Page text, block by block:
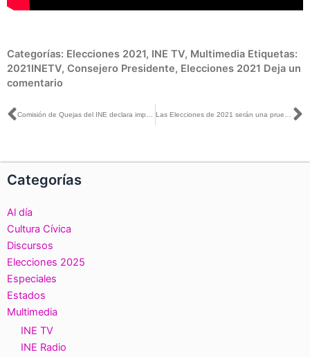
Categorías: Elecciones 2021, INE TV, Multimedia Etiquetas:
2021INETV, Consejero Presidente, Elecciones 2021 Deja un
comentario
Ant
Categorías
Al día
Cultura Cívica
Discursos
Elecciones 2025
Especiales
Estados
Multimedia
INE TV
INE Radio